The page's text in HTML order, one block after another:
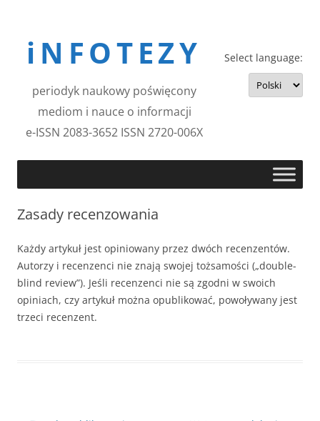
iNFOTEZY
periodyk naukowy poświęcony
mediom i nauce o informacji
e-ISSN 2083-3652 ISSN 2720-006X
Select language:
Zasady recenzowania
Każdy artykuł jest opiniowany przez dwóch recenzentów.
Autorzy i recenzenci nie znają swojej tożsamości („double-
blind review”). Jeśli recenzenci nie są zgodni w swoich
opiniach, czy artykuł można opublikować, powoływany jest
trzeci recenzent.